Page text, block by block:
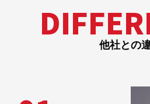
他社との